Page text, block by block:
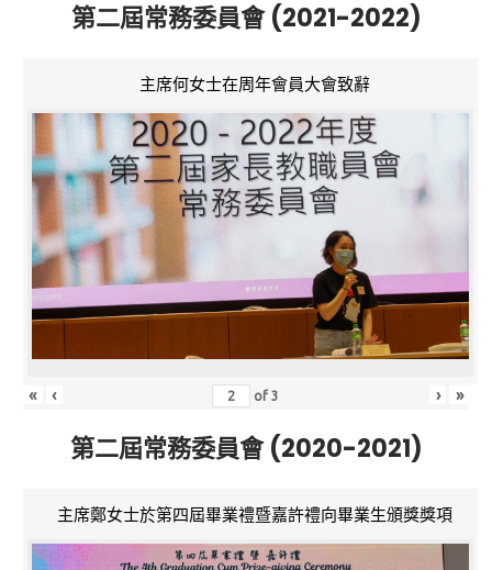
第二屆常務委員會 (2021-2022)
主席何女士在周年會員大會致辭
« ‹ of3 › »
第二屆常務委員會 (2020-2021)
主席鄭女士於第四屆畢業禮暨嘉許禮向畢業生頒獎獎項